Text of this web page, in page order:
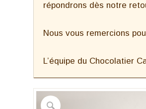
répondrons dès notre
Nous vous remercions
L’équipe du Chocolatier